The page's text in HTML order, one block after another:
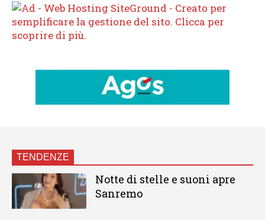
TENDENZE
Notte di stelle e suoni apre
Sanremo